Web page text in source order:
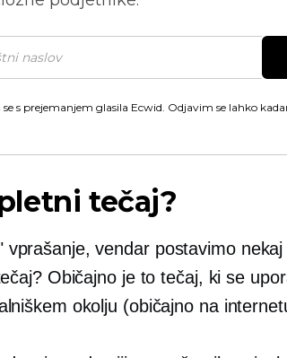
s prejemanjem glasila Ecwid. Odjavim se lahko
tečaj?
vprašanje, vendar postavimo
Običajno je to tečaj, ki se
okolju (običajno na